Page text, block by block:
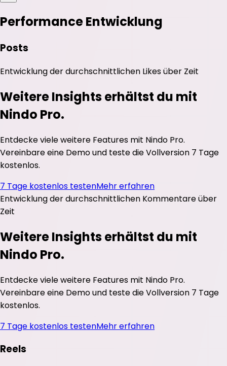
Performance Entwicklung
Posts
Entwicklung der durchschnittlichen Likesüber Zeit
Weitere Insights erhältst du mit
Nindo Pro.
Entdecke viele weitere Features mit Nindo Pro.
Vereinbare eine Demo und teste die Vollversion 7 Tage
kostenlos.
7 Tage kostenlos testenMehr erfahren
Entwicklung der durchschnittlichen Kommentareüber
Zeit
Weitere Insights erhältst du mit
Nindo Pro.
Entdecke viele weitere Features mit Nindo Pro.
Vereinbare eine Demo und teste die Vollversion 7 Tage
kostenlos.
7 Tage kostenlos testenMehr erfahren
Reels